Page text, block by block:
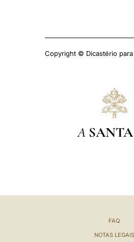
Copyright © Dicastério
A SANTA
FAQ
NOTAS LEGAIS